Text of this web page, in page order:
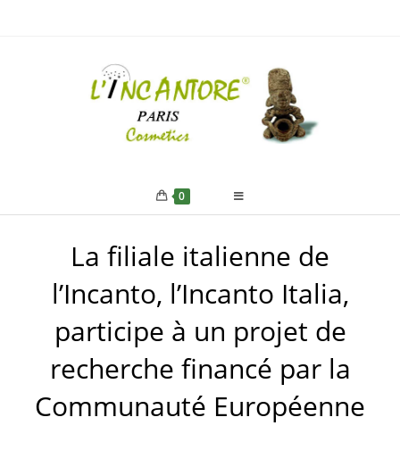
0
La filiale italienne de
l’Incanto, l’Incanto Italia,
participe à un projet de
recherche financé par la
Communauté Européenne